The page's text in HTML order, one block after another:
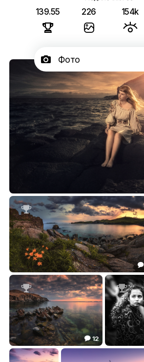
139.55

226

154k

 Фото
 Портфолио 226
Серии
 Подписчики
Об авторе
...
***
32.36

***
145.75


***
 131.80
 12

***
40.45